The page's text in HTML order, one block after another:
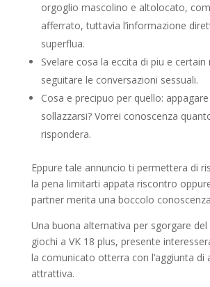
orgoglio mascolino e altolocato,
afferrato, tuttavia l’informazione
superflua.
Svelare cosa la eccita di piu e certain
seguitare le conversazioni sessuali.
Cosa e precipuo per quello:
sollazzarsi? Vorrei conoscenza
rispondera.
Eppure tale annuncio ti permettera di
la pena limitarti appata riscontro
partner merita una boccolo
Una buona alternativa per sgorgare
giochi a VK 18 plus, presente
la comunicato otterra con l’aggiunta di
attrattiva.